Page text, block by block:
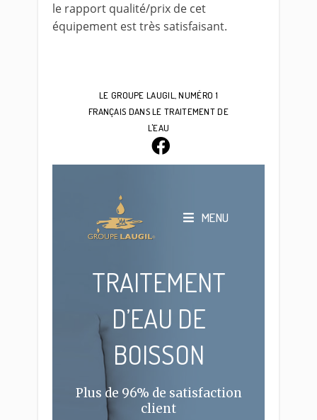
le rapport qualité/prix de cet
équipement est très satisfaisant.